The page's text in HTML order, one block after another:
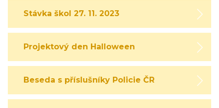
Stávka škol 27. 11. 2023
Projektový den Halloween
Beseda s příslušníky Policie ČR